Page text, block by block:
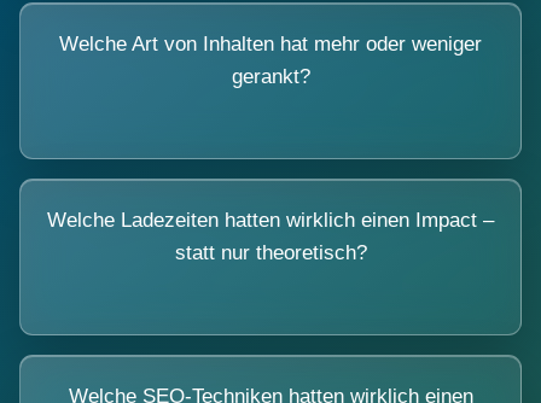
Welche Art von Inhalten hat mehr oder weniger
gerankt?
Welche Ladezeiten hatten wirklich einen Impact –
statt nur theoretisch?
Welche SEO-Techniken hatten wirklich einen